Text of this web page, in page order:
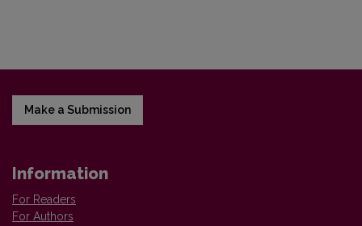
Make a Submission
Information
For Readers
For Authors